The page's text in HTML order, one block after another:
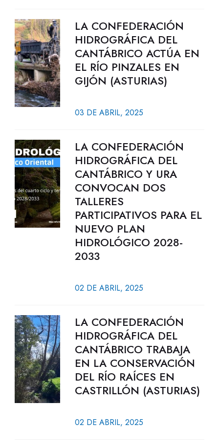
LA CONFEDERACIÓN
HIDROGRÁFICA DEL
CANTÁBRICO ACTÚA EN
EL RÍO PINZALES EN
GIJÓN (ASTURIAS)
03 DE ABRIL, 2025
LA CONFEDERACIÓN
HIDROGRÁFICA DEL
CANTÁBRICO Y URA
CONVOCAN DOS
TALLERES
PARTICIPATIVOS PARA EL
NUEVO PLAN
HIDROLÓGICO 2028-
2033
02 DE ABRIL, 2025
LA CONFEDERACIÓN
HIDROGRÁFICA DEL
CANTÁBRICO TRABAJA
EN LA CONSERVACIÓN
DEL RÍO RAÍCES EN
CASTRILLÓN (ASTURIAS)
02 DE ABRIL, 2025